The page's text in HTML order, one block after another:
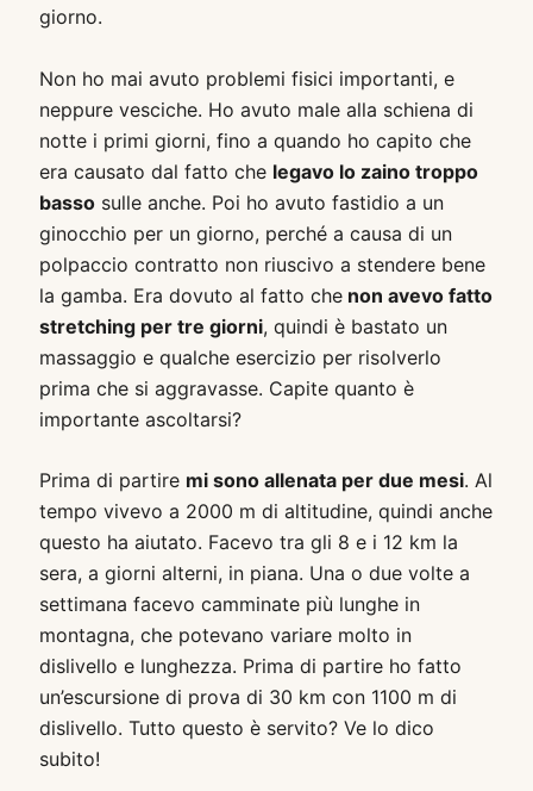
giorno.
Non ho mai avuto problemi fisici importanti, e
neppure vesciche. Ho avuto male alla schiena di
notte i primi giorni, fino a quando ho capito che
era causato dal fatto che legavo lo zaino troppo
bassosulle anche. Poi ho avuto fastidio a un
ginocchio per un giorno, perché a causa di un
polpaccio contratto non riuscivo a stendere bene
la gamba. Era dovuto al fatto chenon avevo fatto
stretching per tre giorni, quindi è bastato un
massaggio e qualche esercizio per risolverlo
prima che si aggravasse. Capite quanto è
importante ascoltarsi?
Prima di partire mi sono allenata per due mesi. Al
tempo vivevo a 2000 m di altitudine, quindi anche
questo ha aiutato. Facevo tra gli 8 e i 12 km la
sera, a giorni alterni, in piana. Una o due volte a
settimana facevo camminate più lunghe in
montagna, che potevano variare molto in
dislivello e lunghezza. Prima di partire ho fatto
un’escursione di prova di 30 km con 1100 m di
dislivello. Tutto questo è servito? Ve lo dico
subito!